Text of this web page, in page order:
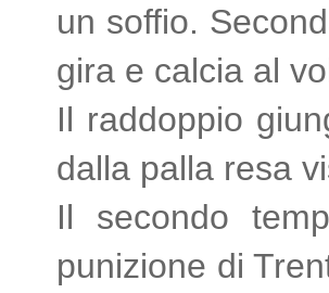
un soffio.
gira e calcia al
Il raddoppio
dalla palla resa
Il secondo
punizione di